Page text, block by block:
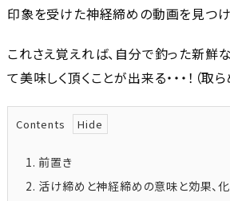
印象を受けた神経締めの動画を見つけ
これさえ覚えれば、自分で釣った新鮮
て美味しく頂くことが出来る・・・！（取
Contents
1. 前置き
2. 活け締めと神経締めの意味と効果、